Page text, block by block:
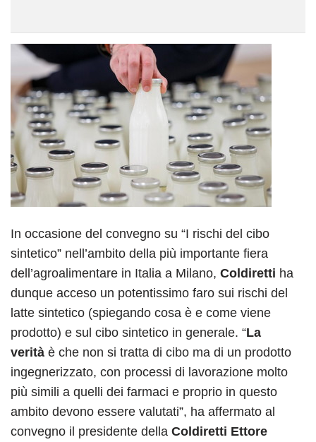
In occasione del convegno su “I rischi del cibo
sintetico” nell’ambito della più importante fiera
dell’agroalimentare in Italia a Milano, Coldiretti ha
dunque acceso un potentissimo faro sui rischi del
latte sintetico (spiegando cosa è e come viene
prodotto) e sul cibo sintetico in generale. “La
verità è che non si tratta di cibo ma di un prodotto
ingegnerizzato, con processi di lavorazione molto
più simili a quelli dei farmaci e proprio in questo
ambito devono essere valutati”, ha affermato al
convegno il presidente della Coldiretti Ettore